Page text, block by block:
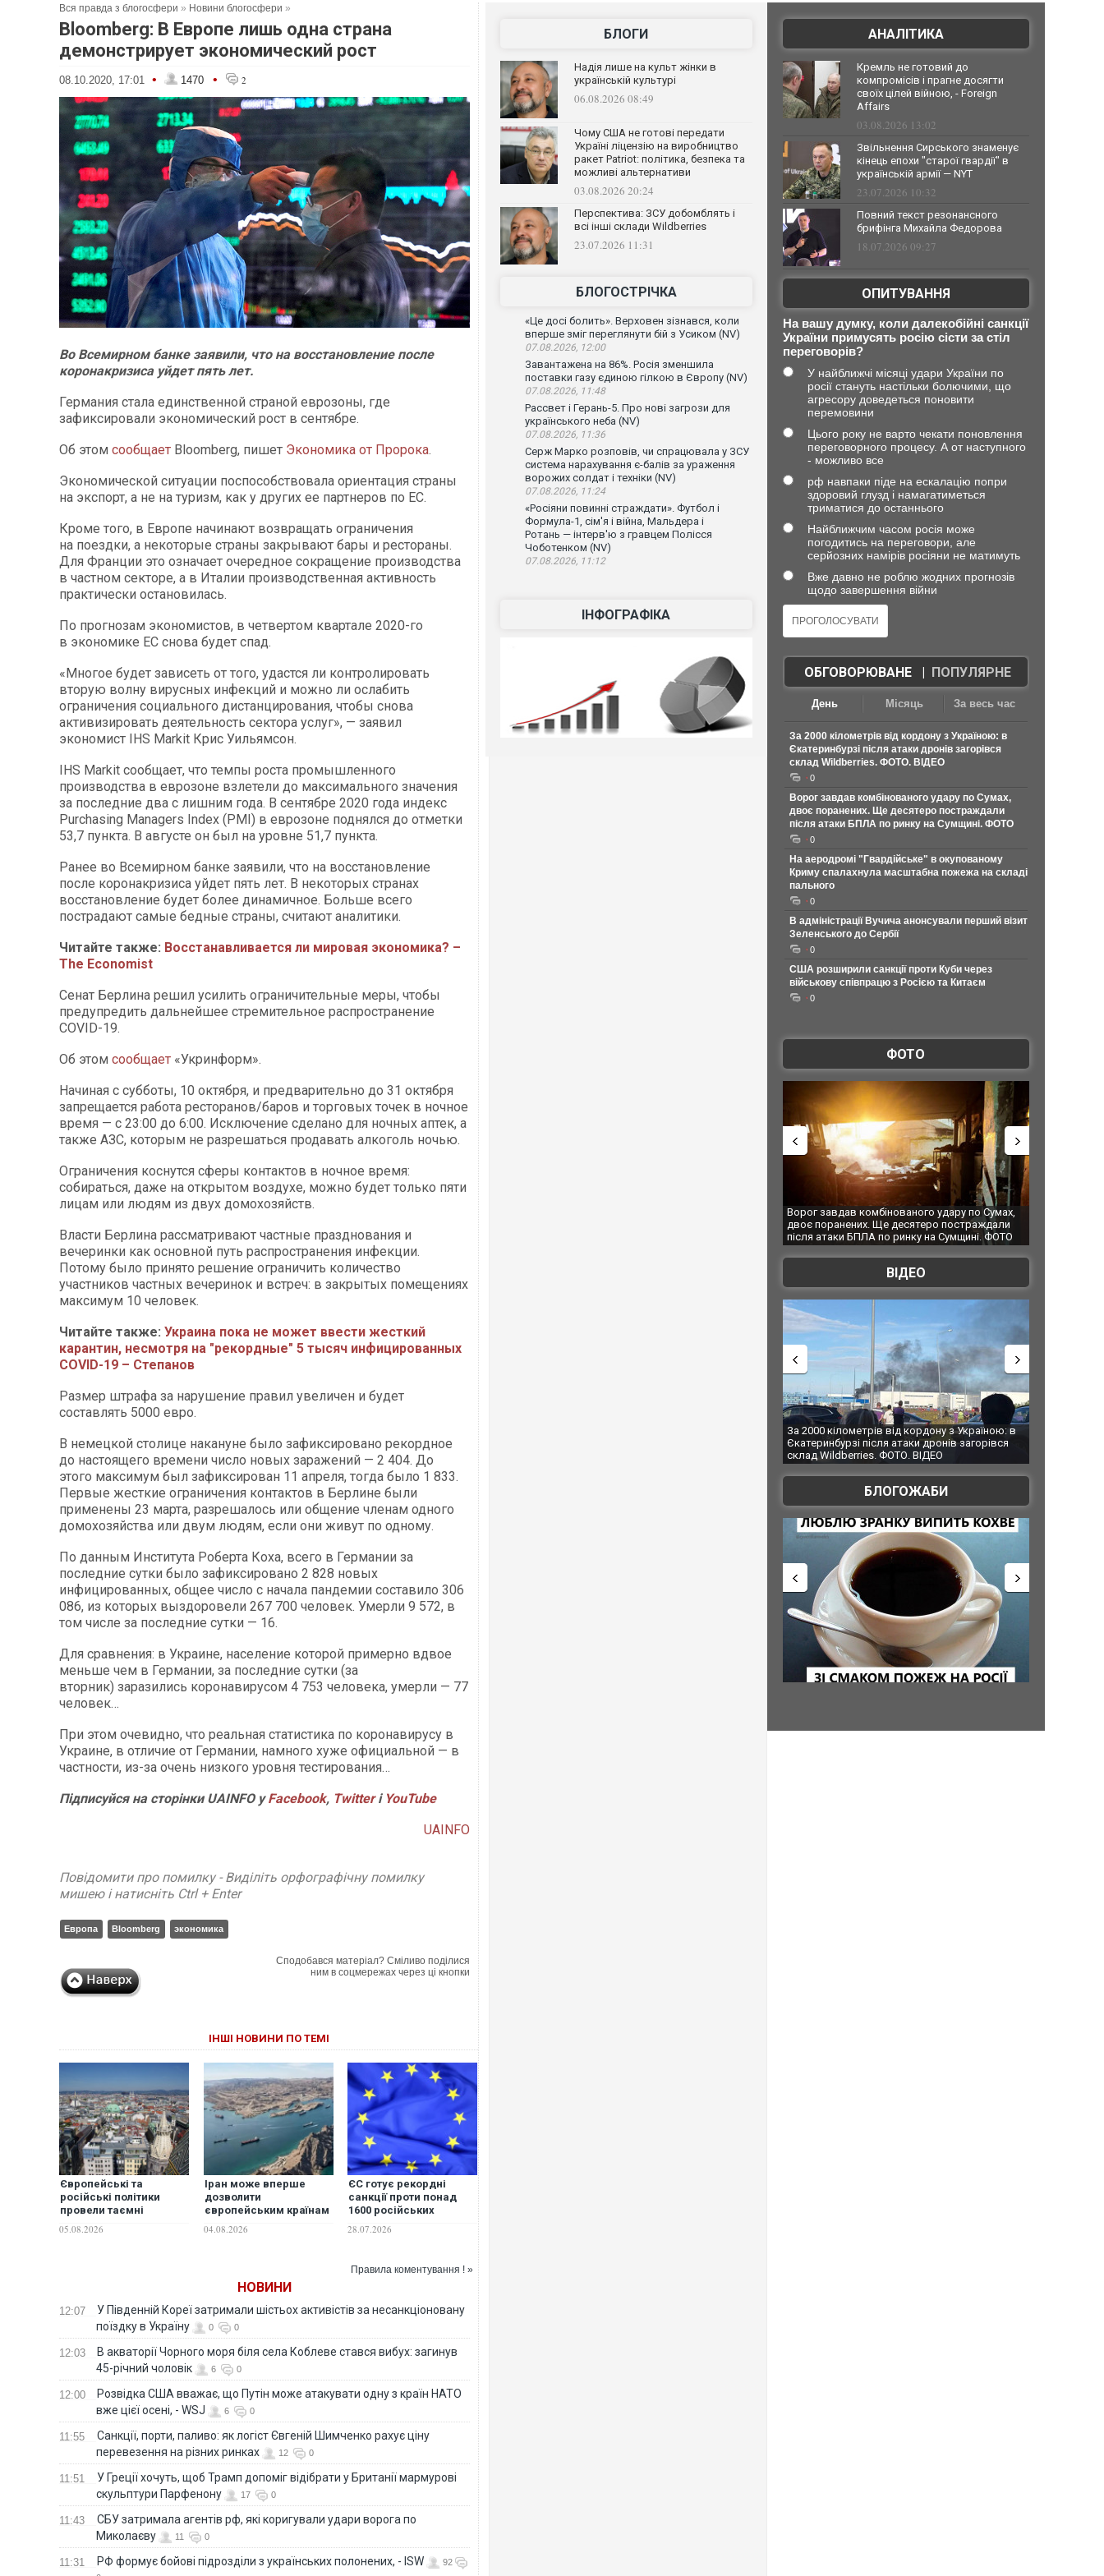
Вся правда з блогосфери » Новини блогосфери »
Bloomberg: В Европе лишь одна страна
демонстрирует экономический рост
08.10.2020, 17:01 • 1470 • 2
Во Всемирном банке заявили, что на восстановление после
коронакризиса уйдет пять лет.
Германия стала единственной страной еврозоны, где
зафиксировали экономический рост в сентябре.
Об этом сообщает Bloomberg, пишет Экономика от Пророка.
Экономической ситуации поспособствовала ориентация страны
на экспорт, а не на туризм, как у других ее партнеров по ЕС.
Кроме того, в Европе начинают возвращать ограничения
на поездки, а некоторые страны закрывают бары и рестораны.
Для Франции это означает очередное сокращение производства
в частном секторе, а в Италии производственная активность
практически остановилась.
По прогнозам экономистов, в четвертом квартале 2020-го
в экономике ЕС снова будет спад.
«Многое будет зависеть от того, удастся ли контролировать
вторую волну вирусных инфекций и можно ли ослабить
ограничения социального дистанцирования, чтобы снова
активизировать деятельность сектора услуг», — заявил
экономист IHS Markit Крис Уильямсон.
IHS Markit сообщает, что темпы роста промышленного
производства в еврозоне взлетели до максимального значения
за последние два с лишним года. В сентябре 2020 года индекс
Purchasing Managers Index (PMI) в еврозоне поднялся до отметки
53,7 пункта. В августе он был на уровне 51,7 пункта.
Ранее во Всемирном банке заявили, что на восстановление
после коронакризиса уйдет пять лет. В некоторых странах
восстановление будет более динамичное. Больше всего
пострадают самые бедные страны, считают аналитики.
Читайте также: Восстанавливается ли мировая экономика? –
The Economist
Сенат Берлина решил усилить ограничительные меры, чтобы
предупредить дальнейшее стремительное распространение
COVID-19.
Об этом сообщает «Укринформ».
Начиная с субботы, 10 октября, и предварительно до 31 октября
запрещается работа ресторанов/баров и торговых точек в ночное
время — с 23:00 до 6:00. Исключение сделано для ночных аптек, а
также АЗС, которым не разрешаться продавать алкоголь ночью.
Ограничения коснутся сферы контактов в ночное время:
собираться, даже на открытом воздухе, можно будет только пяти
лицам или людям из двух домохозяйств.
Власти Берлина рассматривают частные празднования и
вечеринки как основной путь распространения инфекции.
Потому было принято решение ограничить количество
участников частных вечеринок и встреч: в закрытых помещениях
максимум 10 человек.
Читайте также: Украина пока не может ввести жесткий
карантин, несмотря на "рекордные" 5 тысяч инфицированных
COVID-19 – Степанов
Размер штрафа за нарушение правил увеличен и будет
составлять 5000 евро.
В немецкой столице накануне было зафиксировано рекордное
до настоящего времени число новых заражений — 2 404. До
этого максимум был зафиксирован 11 апреля, тогда было 1 833.
Первые жесткие ограничения контактов в Берлине были
применены 23 марта, разрешалось или общение членам одного
домохозяйства или двум людям, если они живут по одному.
По данным Института Роберта Коха, всего в Германии за
последние сутки было зафиксировано 2 828 новых
инфицированных, общее число с начала пандемии составило 306
086, из которых выздоровели 267 700 человек. Умерли 9 572, в
том числе за последние сутки — 16.
Для сравнения: в Украине, население которой примерно вдвое
меньше чем в Германии, за последние сутки (за
вторник) заразились коронавирусом 4 753 человека, умерли — 77
человек…
При этом очевидно, что реальная статистика по коронавирусу в
Украине, в отличие от Германии, намного хуже официальной — в
частности, из-за очень низкого уровня тестирования…
Підписуйся на сторінки UAINFO уFacebook, Twitterі YouTube
UAINFO
Повідомити про помилку - Виділіть орфографічну помилку
мишею і натисніть Ctrl + Enter
Европа Bloomberg экономика
Сподобався матеріал? Сміливо поділися
ним в соцмережах через ці кнопки
ІНШІ НОВИНИ ПО ТЕМІ
Європейські та
російські політики
провели таємні
України у Відні, -
05.08.2026
Іран може вперше
дозволити
європейським країнам
протоку — Bloomberg
04.08.2026
ЄС готує рекордні
санкції проти понад
1600 російських
28.07.2026
Правила коментування ! »
НОВИНИ
12:07
У Південній Кореї затримали шістьох активістів за несанкціоновану
поїздку в Україну
0 0
12:03
В акваторії Чорного моря біля села Коблеве стався вибух: загинув
45-річний чоловік
6 0
12:00
Розвідка США вважає, що Путін може атакувати одну з країн НАТО
вже цієї осені, - WSJ
6 0
11:55
Санкції, порти, паливо: як логіст Євгеній Шимченко рахує ціну
перевезення на різних ринках
12 0
11:51
У Греції хочуть, щоб Трамп допоміг відібрати у Британії мармурові
скульптури Парфенону
17 0
11:43
СБУ затримала агентів рф, які коригували удари ворога по
Миколаєву
11 0
11:31 РФ формує бойові підрозділи з українських полонених, - ISW
92
БЛОГИ
Надія лише на культ жінки в
українській культурі
06.08.2026 08:49
Чому США не готові передати
Україні ліцензію на виробництво
ракет Patriot: політика, безпека та
можливі альтернативи
03.08.2026 20:24
Перспектива: ЗСУ добомблять і
всі інші склади Wildberries
23.07.2026 11:31
БЛОГОСТРІЧКА
«Це досі болить». Верховен зізнався, коли
вперше зміг переглянути бій з Усиком (NV)
07.08.2026, 12:00
Завантажена на 86%. Росія зменшила
поставки газу єдиною гілкою в Європу (NV)
07.08.2026, 11:48
Рассвет і Герань-5. Про нові загрози для
українського неба (NV)
07.08.2026, 11:36
Серж Марко розповів, чи спрацювала у ЗСУ
система нарахування є-балів за ураження
ворожих солдат і техніки (NV)
07.08.2026, 11:24
«Росіяни повинні страждати». Футбол і
Формула-1, сім'я і війна, Мальдера і
Ротань — інтерв'ю з гравцем Полісся
Чоботенком (NV)
07.08.2026, 11:12
ІНФОГРАФІКА
АНАЛІТИКА
Кремль не готовий до
компромісів і прагне досягти
своїх цілей війною, - Foreign
Affairs
03.08.2026 13:02
Звільнення Сирського знаменує
кінець епохи "старої гвардії" в
українській армії — NYT
23.07.2026 10:32
Повний текст резонансного
брифінга Михайла Федорова
18.07.2026 09:27
ОПИТУВАННЯ
На вашу думку, коли далекобійні санкції
України примусять росію сісти за стіл
переговорів?
У найближчі місяці удари України по
росії стануть настільки болючими, що
агресору доведеться поновити
перемовини
Цього року не варто чекати поновлення
переговорного процесу. А от наступного
- можливо все
рф навпаки піде на ескалацію попри
здоровий глузд і намагатиметься
триматися до останнього
Найближчим часом росія може
погодитись на переговори, але
серйозних намірів росіяни не матимуть
Вже давно не роблю жодних прогнозів
щодо завершення війни
ОБГОВОРЮВАНЕ| ПОПУЛЯРНЕ
День Місяць За весь час
За 2000 кілометрів від кордону з Україною: в
Єкатеринбурзі після атаки дронів загорівся
склад Wildberries. ФОТО. ВІДЕО
0
Ворог завдав комбінованого удару по Сумах,
двоє поранених. Ще десятеро постраждали
після атаки БПЛА по ринку на Сумщині. ФОТО
0
На аеродромі "Гвардійське" в окупованому
Криму спалахнула масштабна пожежа на складі
пального
0
В адміністрації Вучича анонсували перший візит
Зеленського до Сербії
0
США розширили санкції проти Куби через
військову співпрацю з Росією та Китаєм
0
ФОТО
За 2000 кілометрів від кордону з Україною: в
Єкатеринбурзі після атаки дронів загорівся
склад Wildberries. ФОТО. ВІДЕО
ВІДЕО
В Таїланді футболіст загинув від удару
блискавки під час матчу: ще 12 людей
постраждали. ВІДЕО
БЛОГОЖАБИ